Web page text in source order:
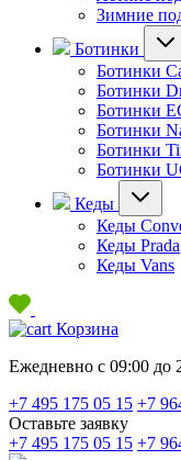
Зимние
Ботинки
Ботинки
Ботинки
Ботинки
Ботинки
Ботинки
Ботинки
Кеды
Кеды
Кеды Prada
Кеды Vans
Корзина
Ежедневно с 09:00 до
+7 495 175 05 15 +7
Оставьте заявку
+7 495 175 05 15 +7